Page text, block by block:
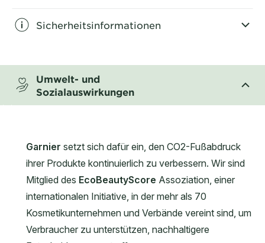
Sicherheitsinformationen
Umwelt- und
Sozialauswirkungen